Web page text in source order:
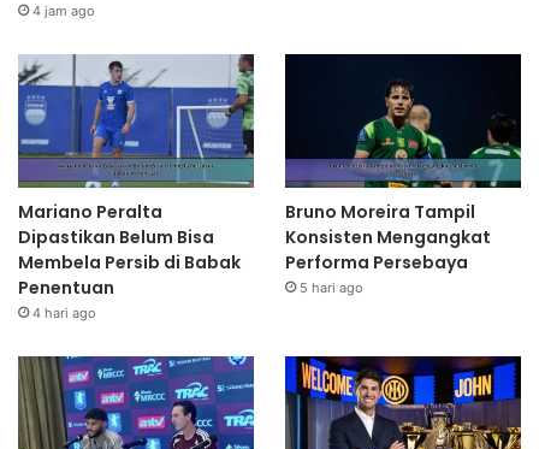
4 jam ago
Mariano Peralta
Dipastikan Belum Bisa
Membela Persib di Babak
Penentuan
4 hari ago
Bruno Moreira Tampil
Konsisten Mengangkat
Performa Persebaya
5 hari ago